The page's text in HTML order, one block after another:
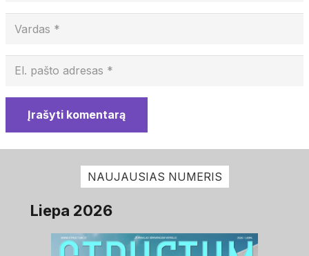
Įrašyti komentarą
NAUJAUSIAS NUMERIS
Liepa 2026